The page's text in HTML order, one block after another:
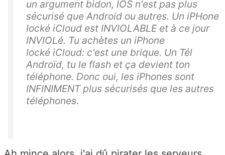
un argument bidon, IOS n'est pas plus
sécurisé que Android ou autres. Un iPHone
locké iCloud est INVIOLABLE et à ce jour
INVIOLé. Tu achètes un iPhone
locké iCloud: c'est une brique. Un Tél
Androïd, tu le flash et ça devient ton
téléphone. Donc oui, les iPhones sont
INFINIMENT plus sécurisés que les autres
téléphones.